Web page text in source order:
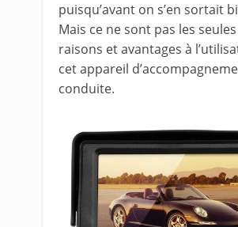
puisqu’avant on s’en sortait
Mais ce ne sont pas les
raisons et avantages à
cet appareil
conduite.